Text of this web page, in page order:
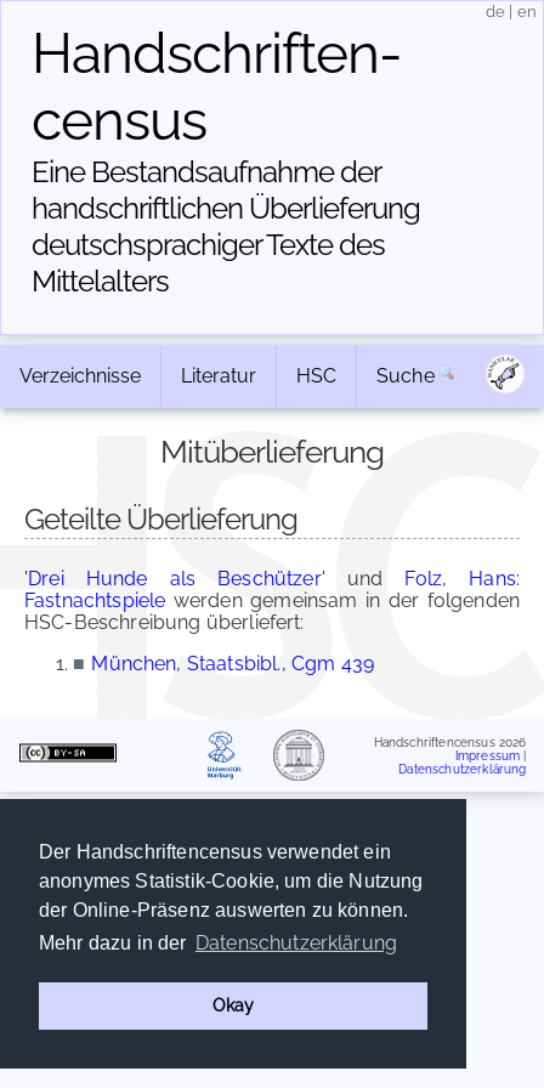
Der Handschriftencensus verwendet ein
anonymes Statistik-Cookie, um die Nutzung
der Online-Präsenz auswerten zu können.
Mehr dazu in der Datenschutzerklärung
Okay
Handschriften­
census
Eine Bestandsaufnahme der
handschriftlichen Über­lieferung
deutschsprachiger Texte des
Mittelalters
de en
Verzeichnisse Literatur HSC Suche
Mitüberlieferung
Geteilte Überlieferung
'Drei Hunde als Beschützer' und Folz, Hans:
Fastnachtspiele werden gemeinsam in der folgenden
HSC-Beschreibung überliefert:
■ München, Staatsbibl., Cgm 439
Handschriftencensus 2026
Impressum
Datenschutzerklärung